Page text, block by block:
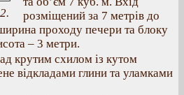
розміщений за 7 метрів до
проходу печери та блоку
– 3 метри.
крутим схилом із кутом
відкладами глини та уламками